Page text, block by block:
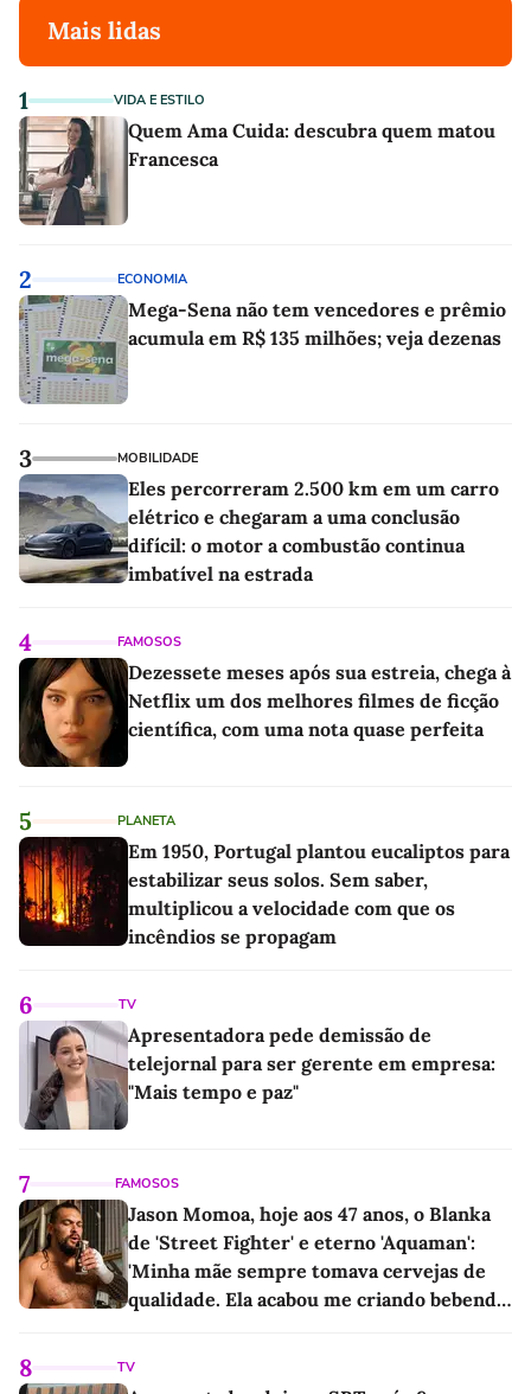
Mais lidas
1 VIDA E ESTILO
Quem Ama Cuida: descubra quem matou
Francesca
2 ECONOMIA
Mega-Sena não tem vencedores e prêmio
acumula em R$ 135 milhões; veja dezenas
3 MOBILIDADE
Eles percorreram 2.500 km em um carro
elétrico e chegaram a uma conclusão
difícil: o motor a combustão continua
imbatível na estrada
4 FAMOSOS
Dezessete meses após sua estreia, chega à
Netflix um dos melhores filmes de ficção
científica, com uma nota quase perfeita
5 PLANETA
Em 1950, Portugal plantou eucaliptos para
estabilizar seus solos. Sem saber,
multiplicou a velocidade com que os
incêndios se propagam
6 TV
Apresentadora pede demissão de
telejornal para ser gerente em empresa:
"Mais tempo e paz"
7 FAMOSOS
Jason Momoa, hoje aos 47 anos, o Blanka
de 'Street Fighter' e eterno 'Aquaman':
'Minha mãe sempre tomava cervejas de
qualidade. Ela acabou me criando bebendo
8 TV